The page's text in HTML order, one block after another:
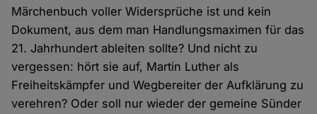
Märchenbuch voller Widersprüche ist und kein
Dokument, aus dem man Handlungsmaximen für das
21. Jahrhundert ableiten sollte? Und nicht zu
vergessen: hört sie auf, Martin Luther als
Freiheitskämpfer und Wegbereiter der Aufklärung zu
verehren? Oder soll nur wieder der gemeine Sünder